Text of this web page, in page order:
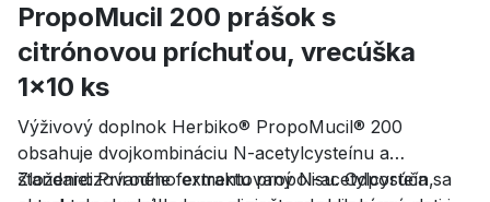
PropoMucil 200 prášok s
citrónovou príchuťou, vrecúška
1x10 ks
Výživový doplnok Herbiko® PropoMucil® 200
obsahuje dvojkombináciu N-acetylcysteínu a
štandardizovaného extraktu propolisu. Odporúča sa
Zloženie: Prírodne fermentovaný N-acetylcysteín,